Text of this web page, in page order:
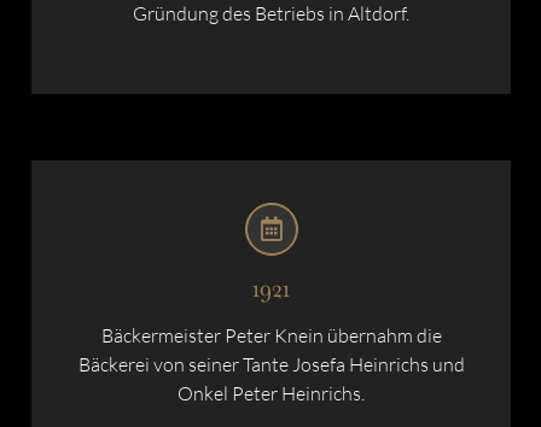
Gründung des Betriebs in Altdorf.
1921
Bäckermeister Peter Knein übernahm die
Bäckerei von seiner Tante Josefa Heinrichs und
Onkel Peter Heinrichs.